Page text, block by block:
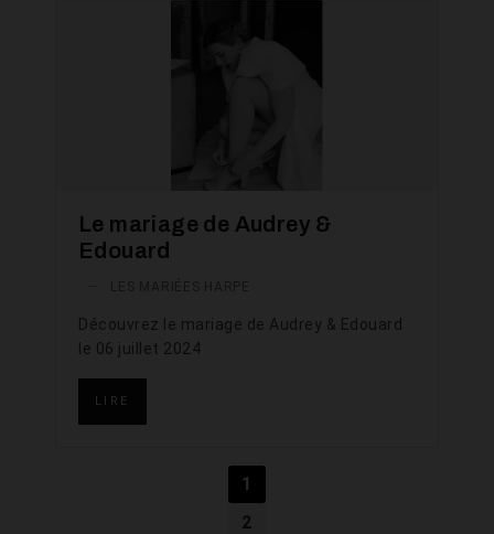
Le mariage de Audrey &
Edouard
Découvrez le mariage de Audrey & Edouard
le 06 juillet 2024
LIRE
1
2